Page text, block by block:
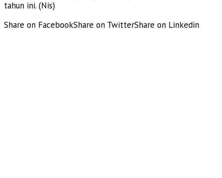
tahun ini. (Nis)
Share on FacebookShare on TwitterShare on Linkedin